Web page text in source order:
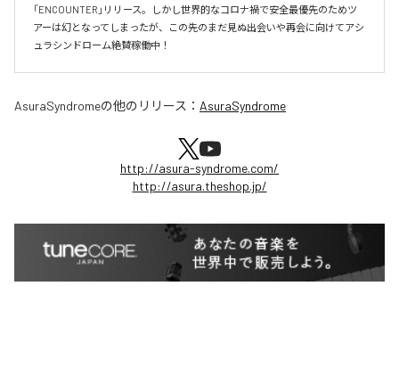
「ENCOUNTER」リリース。しかし世界的なコロナ禍で安全最優先のためツ
アーは幻となってしまったが、この先のまだ見ぬ出会いや再会に向けてアシ
ュラシンドローム絶賛稼働中！
AsuraSyndromeの他のリリース： AsuraSyndrome
http://asura-syndrome.com/
http://asura.theshop.jp/